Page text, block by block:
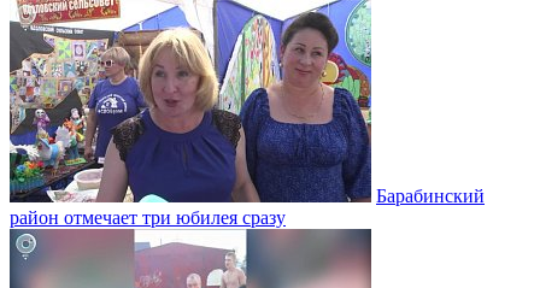
Барабинский
район отмечает три юбилея сразу